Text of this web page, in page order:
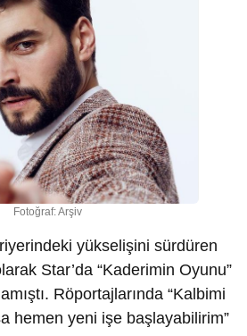
Fotoğraf: Arşiv
yükselişini sürdüren
Star’da “Kaderimin Oyunu”
Röportajlarında “Kalbimi
hemen yeni işe başlayabilirim”